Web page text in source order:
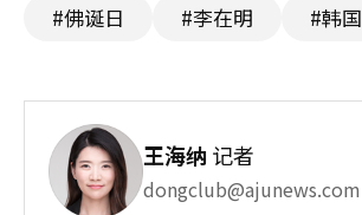
#佛诞日 #李在明 #韩国
王海纳 记者
dongclub@ajunews.com